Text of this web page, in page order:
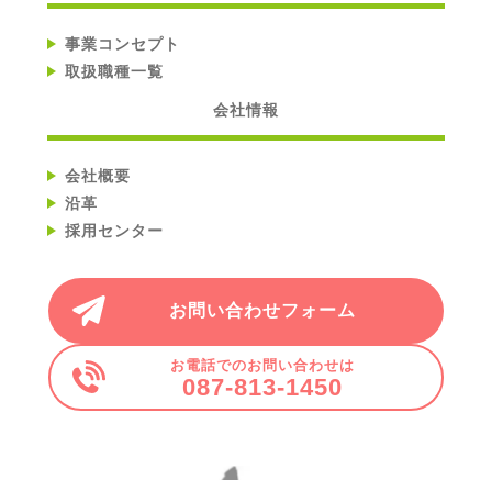
事業コンセプト
取扱職種一覧
会社情報
会社概要
沿革
採用センター
お問い合わせフォーム
お電話でのお問い合わせは
087-813-1450